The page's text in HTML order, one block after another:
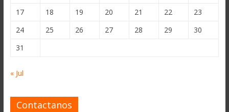
17
18 19 20 21 22
23
24
25 26 27 28 29
30
31
« Jul
Contactanos